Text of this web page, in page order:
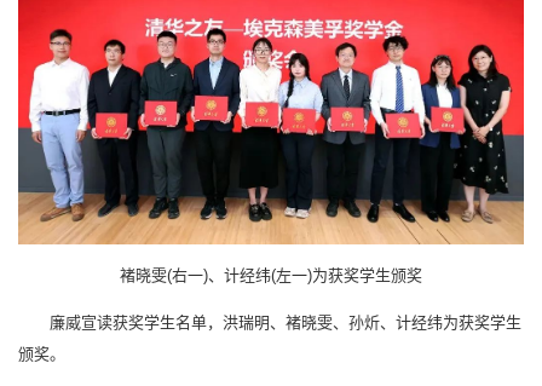
褚晓雯(右一)、计经纬(左一)为获奖学生颁奖
廉威宣读获奖学生名单，洪瑞明、褚晓雯、孙炘、计经纬为获奖学生
颁奖。